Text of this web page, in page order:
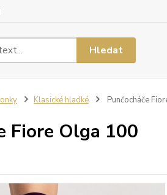
Hledat
Klasické hladké Punčocháče
Fiore Olga 100